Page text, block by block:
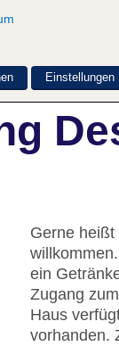
Gerne
ein
Zugang
Haus
vorhanden.
Einstellungen